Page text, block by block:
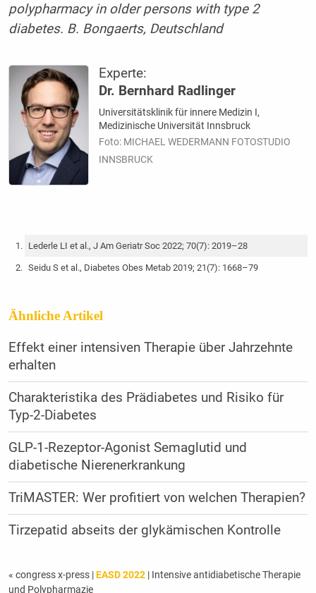
polypharmacy in older persons with type 2
diabetes. B. Bongaerts, Deutschland
Experte:
Dr. Bernhard Radlinger
Universitätsklinik für innere Medizin I,
Medizinische Universität Innsbruck
Foto: MICHAEL WEDERMANN FOTOSTUDIO
INNSBRUCK
Lederle LI et al., J Am Geriatr Soc 2022; 70(7): 2019–28
Seidu S et al., Diabetes Obes Metab 2019; 21(7): 1668–79
Ähnliche Artikel
Effekt einer intensiven Therapie über Jahrzehnte
erhalten
Charakteristika des Prädiabetes und Risiko für
Typ-2-Diabetes
GLP-1-Rezeptor-Agonist Semaglutid und
diabetische Nierenerkrankung
TriMASTER: Wer profitiert von welchen Therapien?
Tirzepatid abseits der ­glykämischen Kontrolle
« congress x-press |EASD 2022| Intensive antidiabetische Therapie
und Polypharmazie